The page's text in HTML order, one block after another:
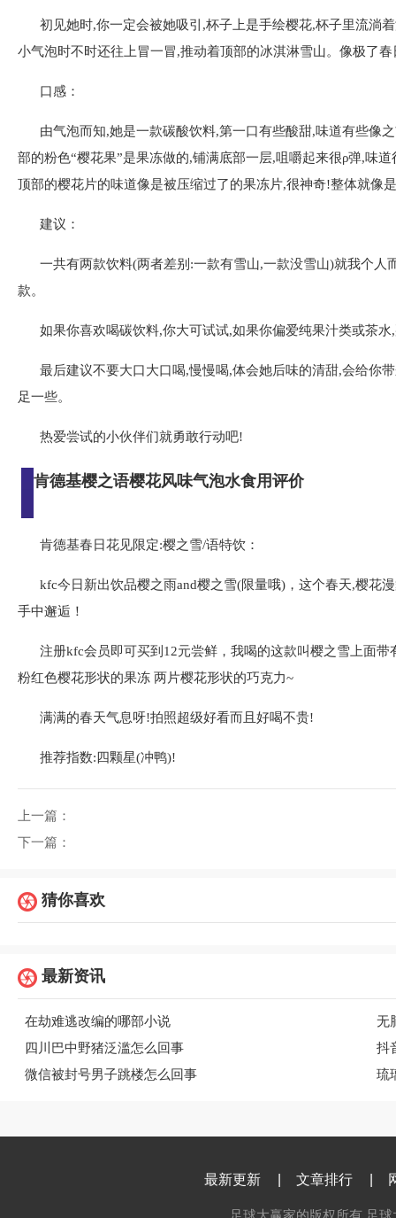
初见她时,你一定会被她吸引,杯子上是手绘樱花,杯子里流淌
小气泡时不时还往上冒一冒,推动着顶部的冰淇淋雪山。像极了
口感：
由气泡而知,她是一款碳酸饮料,第一口有些酸甜,味道有些像
部的粉色“樱花果”是果冻做的,铺满底部一层,咀嚼起来很ρ弹,味
顶部的樱花片的味道像是被压缩过了的果冻片,很神奇!整体就像
建议：
一共有两款饮料(两者差别:一款有雪山,一款没雪山)就我个
款。
如果你喜欢喝碳饮料,你大可试试,如果你偏爱纯果汁类或茶
最后建议不要大口大口喝,慢慢喝,体会她后味的清甜,会给你
足一些。
热爱尝试的小伙伴们就勇敢行动吧!
肯德基樱之语樱花风味气泡水食用评价
肯德基春日花见限定:樱之雪/语特饮：
kfc今日新出饮品樱之雨and樱之雪(限量哦)，这个春天,樱花
手中邂逅！
注册kfc会员即可买到12元尝鲜，我喝的这款叫樱之雪上面
粉红色樱花形状的果冻 两片樱花形状的巧克力~
满满的春天气息呀!拍照超级好看而且好喝不贵!
推荐指数:四颗星(冲鸭)!
上一篇：
下一篇：
猜你喜欢
最新资讯
在劫难逃改编的哪部小说
无
四川巴中野猪泛滥怎么回事
抖
微信被封号男子跳楼怎么回事
琉
最新更新 文章排行